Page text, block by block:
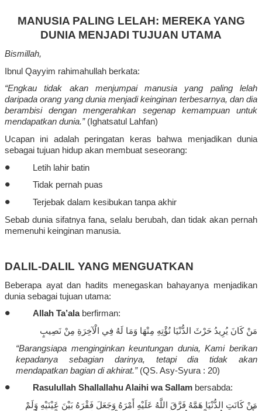
MANUSIA PALING LELAH: MEREKA YANG
DUNIA MENJADI TUJUAN UTAMA
Bismillah,
Ibnul Qayyim rahimahullah berkata:
“Engkau tidak akan menjumpai manusia yang palinglelah
daripada orang yang dunia menjadi keinginan terbesarnya, dan dia
berambisi
dengan mengerahkan segenap kemampuan
untuk
mendapatkan dunia.” ( Ighatsatul Lahfan)
Ucapan
ini adalah peringatan keras bahwa menjadikandunia
sebagai tujuan hidup akan membuat seseorang:
• Letih lahir batin
• Tidak pernah puas
• Terjebak dalam kesibukan tanpa akhir
Sebab dunia sifatnya fana, selalu berubah, dan tidak akan pernah
memenuhi keinginan manusia.
DALIL-DALIL YANG MENGUATKAN
Beberapa ayatdan hadits menegaskan bahayanya menjadikan
dunia sebagai tujuan utama:
• Allah Ta’ala berfirman:
مَنْ كَانَ يُرِيدُ حَرْثَ الدُّنْيَا نُؤْتِهِ مِنْهَا وَمَا لَهُ فِي الْآخِرَةِ مِنْ نَصِيبٍ
“Barangsiapa menginginkan keuntungan dunia, Kamiberikan
kepadanya
sebagian darinya, tetapi dia tidak
akan
mendapatkan bagiandiakhirat.” (QS. Asy-Syura: 20)
• Rasulullah ShallallahuAlaihi waSallam bersabda:
مَنْ كَانَتِ الدُّنْيَا هَمَّهُ فَرَّقَ اللَّهُ عَلَيْهِ أَمْرَهُ وَجَعَلَ فَقْرَهُ بَيْنَ عَيْنَيْهِ وَلَمْ